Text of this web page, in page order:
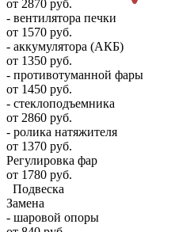
от 2870 руб.
- вентилятора печки
от 1570 руб.
- аккумулятора (АКБ)
от 1350 руб.
- противотуманной фары
от 1450 руб.
- стеклоподъемника
от 2860 руб.
- ролика натяжителя
от 1370 руб.
Регулировка фар
от 1780 руб.
Подвеска
Замена
- шаровой опоры